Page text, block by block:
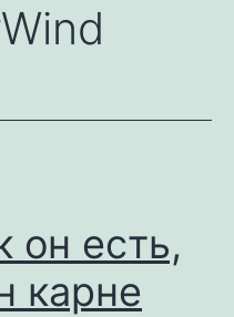
он есть,
карне